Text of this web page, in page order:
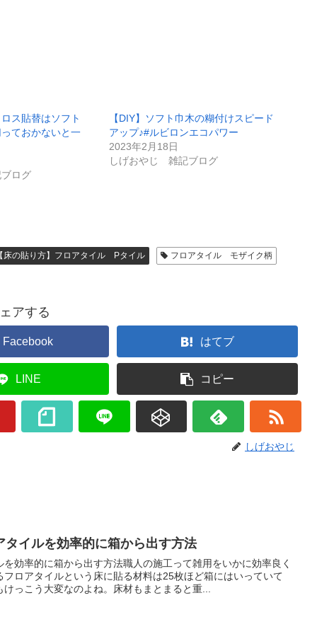
ス貼替はソフト
ておかないと一
ログ
【DIY】ソフト巾木の糊付けスピード
アップ♪#ルビロンエコパワー
2023年2月18日
しげおやじ 雑記ブログ
床の貼り方】フロアタイル Pタイル フロアタイル モザイク柄
アする
Facebook はてブ
LINE コピー
しげおやじ
タイルを効率的に箱から出す方法
効率的に箱から出す方法職人の施工って雑用をいかに効率良く
ロアタイルという床に貼る材料は25枚ほど箱にはいっていて
っこう大変なのよね。床材もまとまると重...